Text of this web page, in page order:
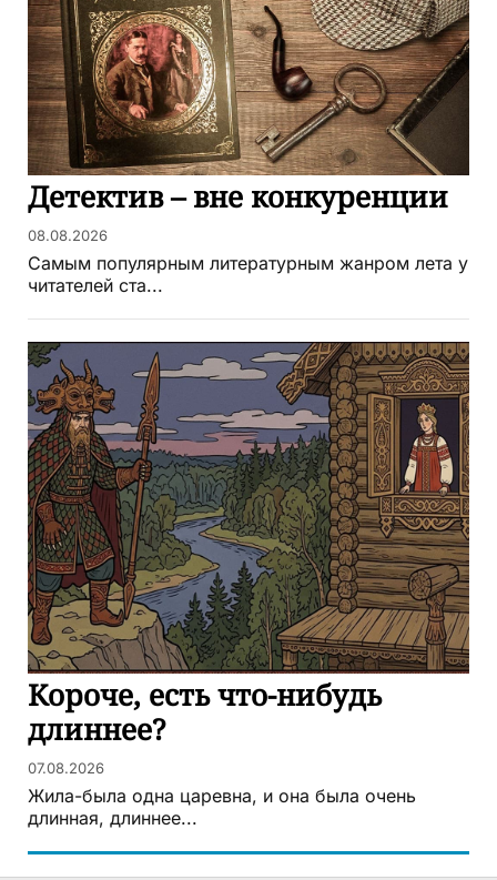
Детектив – вне конкуренции
08.08.2026
Самым популярным литературным жанром лета у
читателей ста...
Короче, есть что-нибудь
длиннее?
07.08.2026
Жила-была одна царевна, и она была очень
длинная, длиннее...